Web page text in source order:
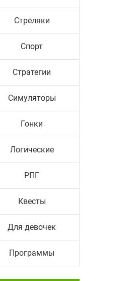
Стреляки
Спорт
Стратегии
Симуляторы
Гонки
Логические
РПГ
Квесты
Для девочек
Программы